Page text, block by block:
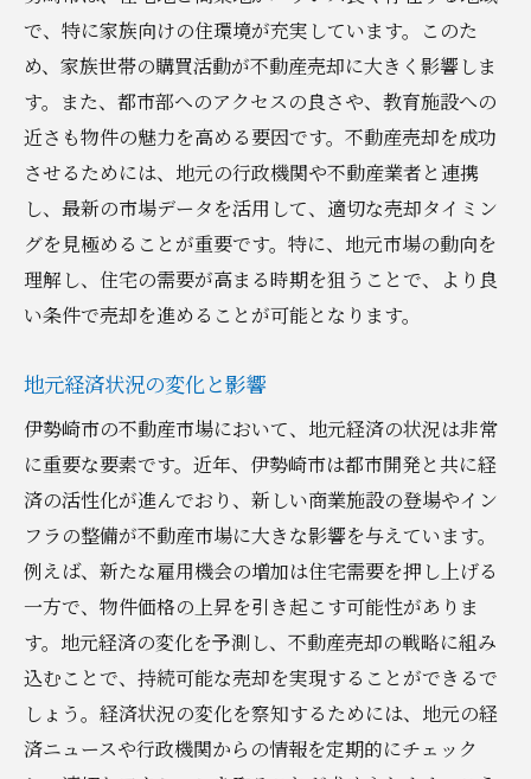
で、特に家族向けの住環境が充実しています。このた
め、家族世帯の購買活動が不動産売却に大きく影響しま
す。また、都市部へのアクセスの良さや、教育施設への
近さも物件の魅力を高める要因です。不動産売却を成功
させるためには、地元の行政機関や不動産業者と連携
し、最新の市場データを活用して、適切な売却タイミン
グを見極めることが重要です。特に、地元市場の動向を
理解し、住宅の需要が高まる時期を狙うことで、より良
い条件で売却を進めることが可能となります。
地元経済状況の変化と影響
伊勢崎市の不動産市場において、地元経済の状況は非常
に重要な要素です。近年、伊勢崎市は都市開発と共に経
済の活性化が進んでおり、新しい商業施設の登場やイン
フラの整備が不動産市場に大きな影響を与えています。
例えば、新たな雇用機会の増加は住宅需要を押し上げる
一方で、物件価格の上昇を引き起こす可能性がありま
す。地元経済の変化を予測し、不動産売却の戦略に組み
込むことで、持続可能な売却を実現することができるで
しょう。経済状況の変化を察知するためには、地元の経
済ニュースや行政機関からの情報を定期的にチェック